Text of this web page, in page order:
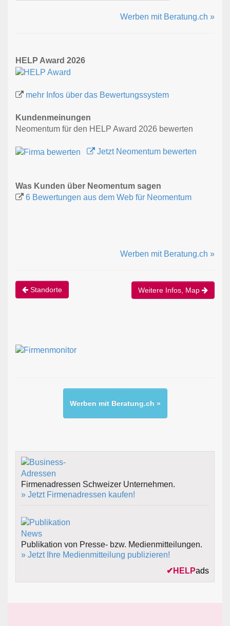
Werben mit Beratung.ch »
HELP Award 2026
mehr Infos über das Bewertungssystem
Kundenmeinungen
Neomentum für den HELP Award 2026 bewerten
Jetzt Neomentum bewerten
Was Kunden über Neomentum sagen
6 Bewertungen aus dem Web für Neomentum
Werben mit Beratung.ch »
Standorte Weitere Infos, Map
Werben mit Beratung.ch »
Firmenadressen Schweizer Unternehmen.
» Jetzt Firmenadressen kaufen!
Publikation von Presse- bzw. Medienmitteilungen.
» Jetzt Ihre Medienmitteilung publizieren!
✔ HELPads